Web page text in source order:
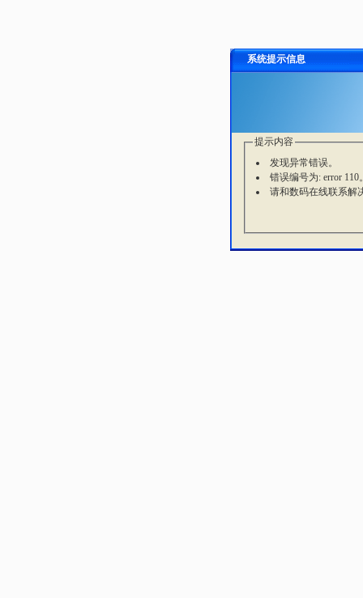
系统提示信息
提示内容
发现异常错误。
错误编号为: error 110
请和数码在线联系解